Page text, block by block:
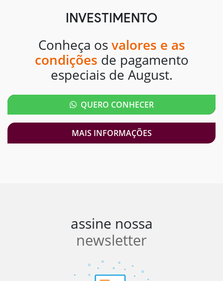
INVESTIMENTO
Conheça os valores e as
condições de pagamento
especiais de August.
QUERO CONHECER
MAIS INFORMAÇÕES
assine nossa
newsletter